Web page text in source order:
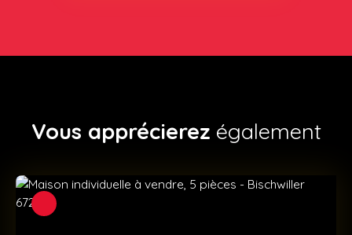
Vous apprécierez également